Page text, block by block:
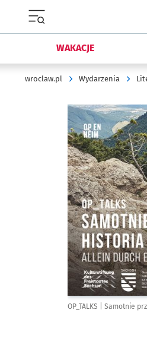
WAKACJE
wroclaw.pl Wydarzenia
Kliknij, aby
OP_TALKS | Samotnie